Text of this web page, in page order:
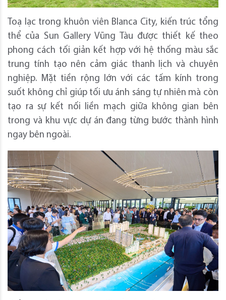
Toạ lạc trong khuôn viên Blanca City, kiến trúc tổng
thể của Sun Gallery Vũng Tàu được thiết kế theo
phong cách tối giản kết hợp với hệ thống màu sắc
trung tính tạo nên cảm giác thanh lịch và chuyên
nghiệp. Mặt tiền rộng lớn với các tấm kính trong
suốt không chỉ giúp tối ưu ánh sáng tự nhiên mà còn
tạo ra sự kết nối liền mạch giữa không gian bên
trong và khu vực dự án đang từng bước thành hình
ngay bên ngoài.